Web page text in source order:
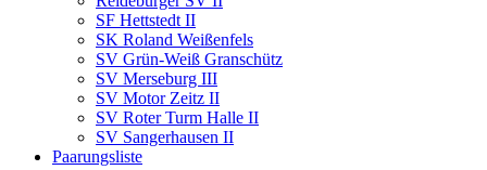
SF Hettstedt II
SK Roland Weißenfels
SV Grün-Weiß Granschütz
SV Merseburg III
SV Motor Zeitz II
SV Roter Turm Halle II
SV Sangerhausen II
Paarungsliste